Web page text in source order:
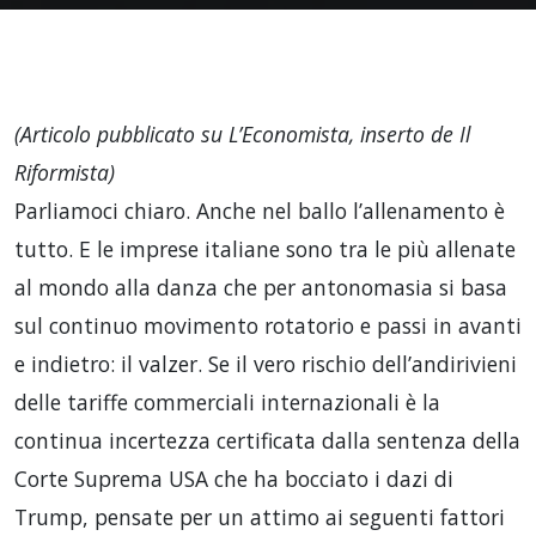
(Articolo pubblicato su L’Economista, inserto de Il
Riformista)
Parliamoci chiaro. Anche nel ballo l’allenamento è
tutto. E le imprese italiane sono tra le più allenate
al mondo alla danza che per antonomasia si basa
sul continuo movimento rotatorio e passi in avanti
e indietro: il valzer. Se il vero rischio dell’andirivieni
delle tariffe commerciali internazionali è la
continua incertezza certificata dalla sentenza della
Corte Suprema USA che ha bocciato i dazi di
Trump, pensate per un attimo ai seguenti fattori